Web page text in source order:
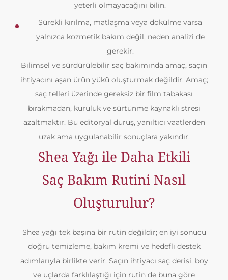
yeterli olmayacağını bilin.
Sürekli kırılma, matlaşma veya dökülme varsa
yalnızca kozmetik bakım değil, neden analizi de
gerekir.
Bilimsel ve sürdürülebilir saç bakımında amaç, saçın
ihtiyacını aşan ürün yükü oluşturmak değildir. Amaç;
saç telleri üzerinde gereksiz bir film tabakası
bırakmadan, kuruluk ve sürtünme kaynaklı stresi
azaltmaktır. Bu editoryal duruş, yanıltıcı vaatlerden
uzak ama uygulanabilir sonuçlara yakındır.
Shea Yağı ile Daha Etkili
Saç Bakım Rutini Nasıl
Oluşturulur?
Shea yağı tek başına bir rutin değildir; en iyi sonucu
doğru temizleme, bakım kremi ve hedefli destek
adımlarıyla birlikte verir. Saçın ihtiyacı saç derisi, boy
ve uçlarda farklılaştığı için rutin de buna göre